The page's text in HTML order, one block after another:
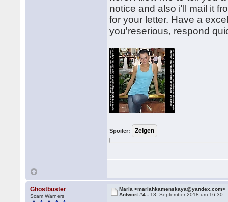
notice and also i'll mail it
for your letter. Have a
you'reserious, respond
Spoiler:
Ghostbuster
Scam Warners
Maria <mariahkamenskaya@yandex.com>
Antwort #4 - 13. September 2018 um 16:30